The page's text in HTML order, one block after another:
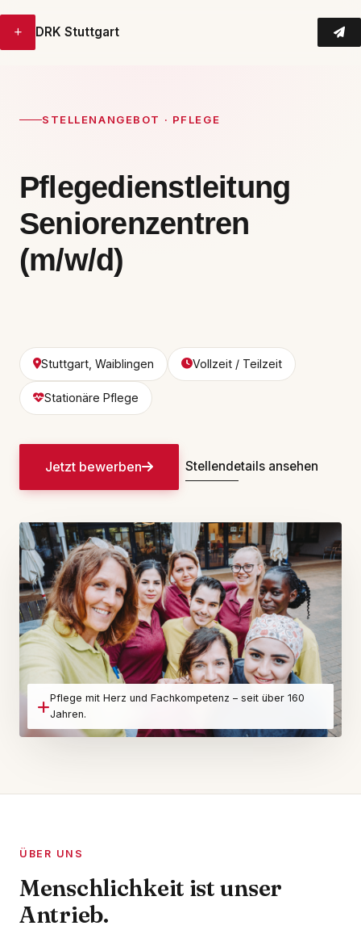
+ DRK Stuttgart
STELLENANGEBOT · PFLEGE
Pflegedienstleitung
Seniorenzentren
(m/w/d)
Stuttgart, Waiblingen Vollzeit / Teilzeit
Stationäre Pflege
Jetzt bewerben Stellendetails ansehen
Pflege mit Herz und Fachkompetenz – seit über 160
Jahren.
ÜBER UNS
Menschlichkeit ist unser
Antrieb.